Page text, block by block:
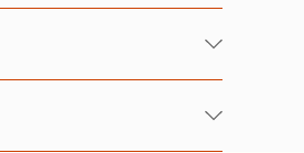
Magazine